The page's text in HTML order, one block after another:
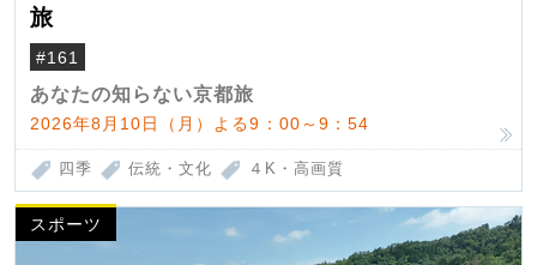
旅
#161
あなたの知らない京都旅
2026年8月10日（月）よる9：00～9：54
四季 伝統・文化 ４K・高画質
スポーツ